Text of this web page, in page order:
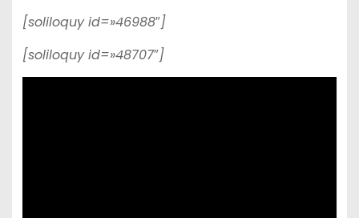
[soliloquy id=»46988″]
[soliloquy id=»48707″]